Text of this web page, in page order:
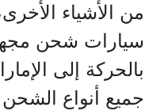
من الأشياء
سيارات شحن
بالحركة إلى
جميع أنواع